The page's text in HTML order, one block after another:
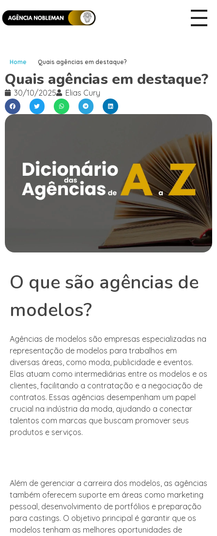
Home Quais agências em destaque?
Quais agências em destaque?
30/10/2025 Elias Cury
O que são agências de
modelos?
Agências de modelos são empresas especializadas na
representação de modelos para trabalhos em
diversas áreas, como moda, publicidade e eventos.
Elas atuam como intermediárias entre os modelos e os
clientes, facilitando a contratação e a negociação de
contratos. Essas agências desempenham um papel
crucial na indústria da moda, ajudando a conectar
talentos com marcas que buscam promover seus
produtos e serviços.
Além de gerenciar a carreira dos modelos, as agências
também oferecem suporte em áreas como marketing
pessoal, desenvolvimento de portfólios e preparação
para castings. O objetivo principal é garantir que os
modelos tenham as melhores oportunidades de